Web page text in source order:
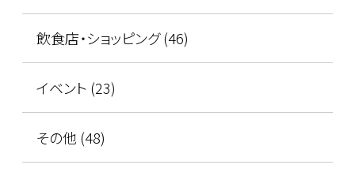
飲食店・ショッピング (46)
イベント (23)
その他 (48)